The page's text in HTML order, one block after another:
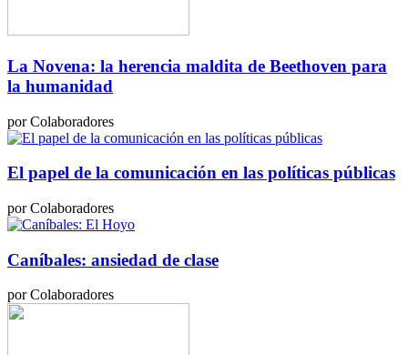
La Novena: la herencia maldita de Beethoven para
la humanidad
por Colaboradores
El papel de la comunicación en las políticas públicas
por Colaboradores
Caníbales: ansiedad de clase
por Colaboradores